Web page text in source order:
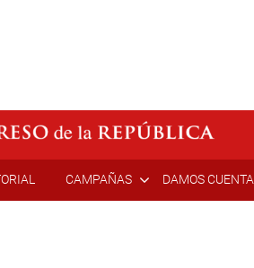
CAMPAÑAS DAMOS CUENTA